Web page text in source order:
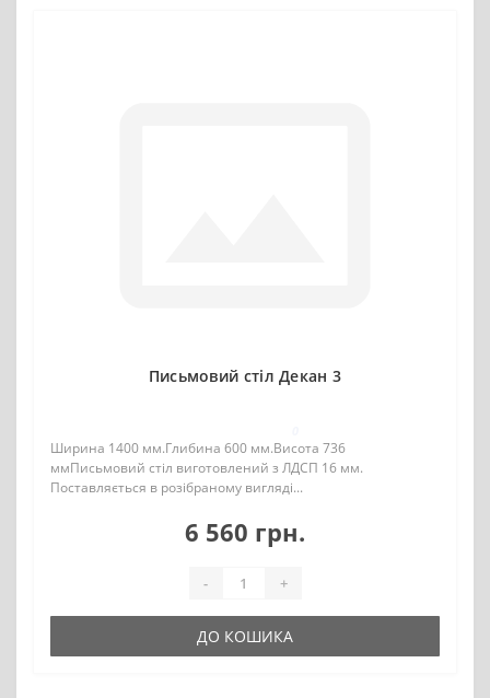
Письмовий стіл Декан 3
Ширина 1400 мм.Глибина 600 мм.Висота 736
ммПисьмовий стіл виготовлений з ЛДСП 16 мм.
Поставляється в розібраному вигляді...
6 560 грн.
- +
ДО КОШИКА